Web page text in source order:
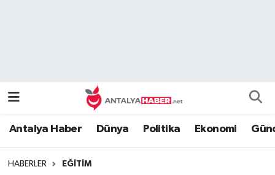
Antalya Haber Dünya Politika Ekonomi
HABERLER EĞITIM
Namaz Vakitleri